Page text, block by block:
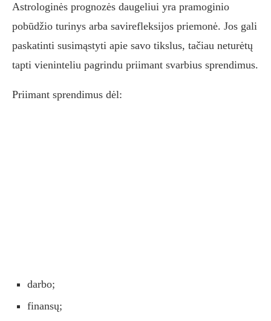
Astrologinės prognozės daugeliui yra pramoginio
pobūdžio turinys arba savirefleksijos priemonė. Jos gali
paskatinti susimąstyti apie savo tikslus, tačiau neturėtų
tapti vieninteliu pagrindu priimant svarbius sprendimus.
Priimant sprendimus dėl:
darbo;
finansų;